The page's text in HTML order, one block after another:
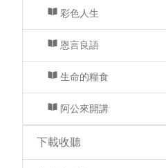
彩色人生
恩言良語
生命的糧食
阿公來開講
下載收聽